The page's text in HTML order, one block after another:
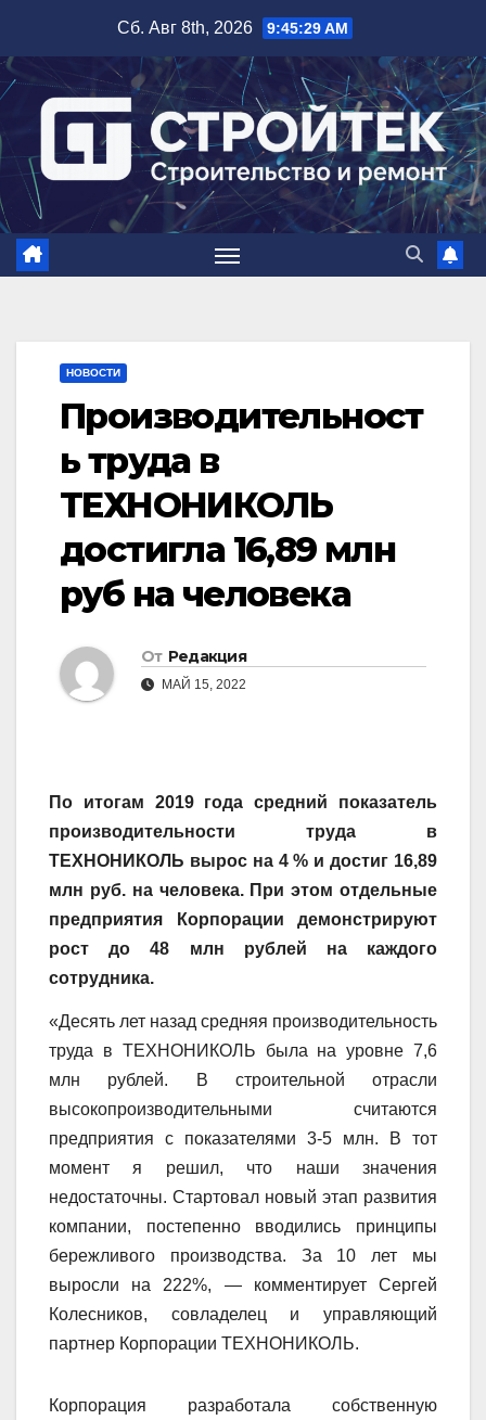
содержимому
Сб. Авг 8th, 2026 9:45:30 AM
НОВОСТИ
Производительност
ь труда в
ТЕХНОНИКОЛЬ
достигла 16,89 млн
руб на человека
От Редакция
МАЙ 15, 2022
По итогам 2019 года средний показатель
производительности труда в
ТЕХНОНИКОЛЬ вырос на 4 % и достиг 16,89
млн руб. на человека. При этом отдельные
предприятия Корпорации демонстрируют
рост до 48 млн рублей на каждого
сотрудника.
«Десять лет назад средняя производительность
труда в ТЕХНОНИКОЛЬ была на уровне 7,6
млн рублей. В строительной отрасли
высокопроизводительными считаются
предприятия с показателями 3-5 млн. В тот
момент я решил, что наши значения
недостаточны. Стартовал новый этап развития
компании, постепенно вводились принципы
бережливого производства. За 10 лет мы
выросли на 222%, — комментирует Сергей
Колесников, совладелец и управляющий
партнер Корпорации ТЕХНОНИКОЛЬ.
Корпорация разработала собственную